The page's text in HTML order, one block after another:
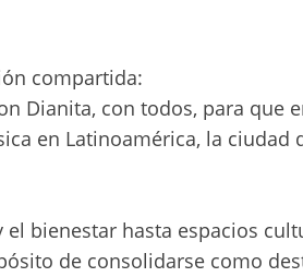
compartida:
Dianita, con todos, para que
en Latinoamérica, la
bienestar hasta espacios
de consolidarse como